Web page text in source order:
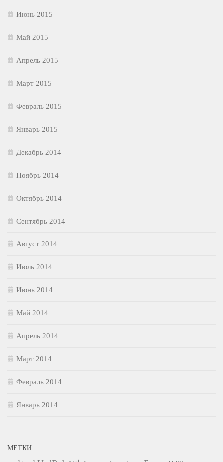
Июнь 2015
Май 2015
Апрель 2015
Март 2015
Февраль 2015
Январь 2015
Декабрь 2014
Ноябрь 2014
Октябрь 2014
Сентябрь 2014
Август 2014
Июль 2014
Июнь 2014
Май 2014
Апрель 2014
Март 2014
Февраль 2014
Январь 2014
МЕТКИ